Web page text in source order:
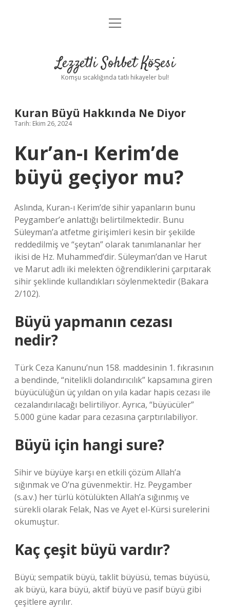
Anasayfa
Yasal Uyarı
menüyü
Lezzetli Sohbet Köşesi
Komşu sıcaklığında tatlı hikayeler bul!
Kuran Büyü Hakkında Ne Diyor
Tarih: Ekim 26, 2024
Kur’an-ı Kerim’de
büyü geçiyor mu?
Aslında, Kuran-ı Kerim’de sihir yapanların bunu
Peygamber’e anlattığı belirtilmektedir. Bunu
Süleyman’a atfetme girişimleri kesin bir şekilde
reddedilmiş ve “şeytan” olarak tanımlananlar her
ikisi de Hz. Muhammed’dir. Süleyman’dan ve Harut
ve Marut adlı iki melekten öğrendiklerini çarpıtarak
sihir şeklinde kullandıkları söylenmektedir (Bakara
2/102).
Büyü yapmanın cezası
nedir?
Türk Ceza Kanunu’nun 158. maddesinin 1. fıkrasının
a bendinde, “nitelikli dolandırıcılık” kapsamına giren
büyücülüğün üç yıldan on yıla kadar hapis cezası ile
cezalandırılacağı belirtiliyor. Ayrıca, “büyücüler”
5.000 güne kadar para cezasına çarptırılabiliyor.
Büyü için hangi sure?
Sihir ve büyüye karşı en etkili çözüm Allah’a
sığınmak ve O’na güvenmektir. Hz. Peygamber
(s.a.v.) her türlü kötülükten Allah’a sığınmış ve
sürekli olarak Felak, Nas ve Ayet el-Kürsi surelerini
okumuştur.
Kaç çeşit büyü vardır?
Büyü; sempatik büyü, taklit büyüsü, temas büyüsü,
ak büyü, kara büyü, aktif büyü ve pasif büyü gibi
çeşitlere ayrılır.